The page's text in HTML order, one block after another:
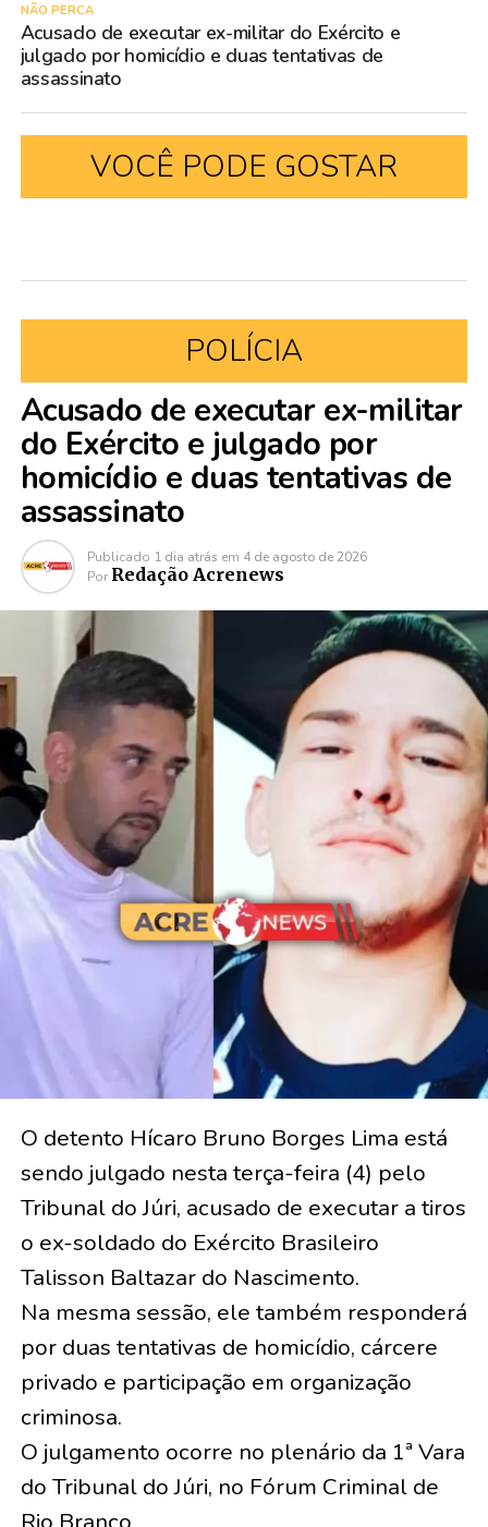
NÃO PERCA
Acusado de executar ex-militar do Exército e
julgado por homicídio e duas tentativas de
assassinato
VOCÊ PODE GOSTAR
POLÍCIA
Acusado de executar ex-militar
do Exército e julgado por
homicídio e duas tentativas de
assassinato
Publicado 1 dia atrás em 4 de agosto de 2026
Por Redação Acrenews
O detento Hícaro Bruno Borges Lima está
sendo julgado nesta terça-feira (4) pelo
Tribunal do Júri, acusado de executar a tiros
o ex-soldado do Exército Brasileiro
Talisson Baltazar do Nascimento.
Na mesma sessão, ele também responderá
por duas tentativas de homicídio, cárcere
privado e participação em organização
criminosa.
O julgamento ocorre no plenário da 1ª Vara
do Tribunal do Júri, no Fórum Criminal de